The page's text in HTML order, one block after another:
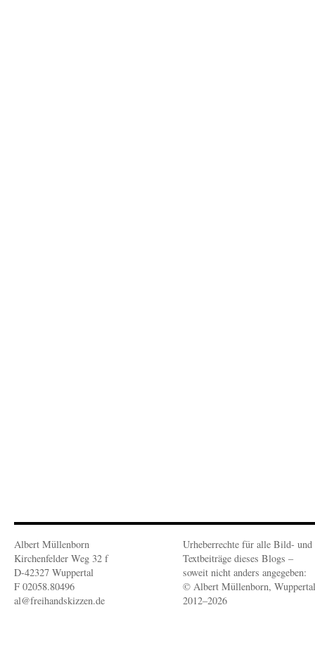
Albert Müllenborn
Kirchenfelder Weg 32 f
D-42327 Wuppertal
F 02058.80496
al@freihandskizzen.de
Urheberrechte für alle Bild- und
Textbeiträge dieses Blogs –
soweit nicht anders angegeben:
© Albert Müllenborn, Wuppertal
2012–2026